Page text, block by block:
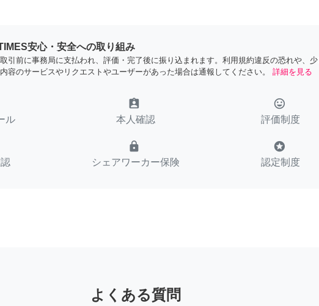
安心・安全への取り組み
引前に事務局に支払われ、評価・完了後に振り込まれます。利用規約違反の恐れや、少
容のサービスやリクエストやユーザーがあった場合は通報してください。
詳細を見る
ル
assignment_ind
本人確認
tag_faces
評価制度
lock
シェアワーカー保険
stars
認定制度
よくある質問